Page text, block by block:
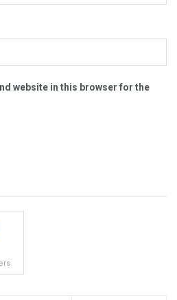
website in this browser for the